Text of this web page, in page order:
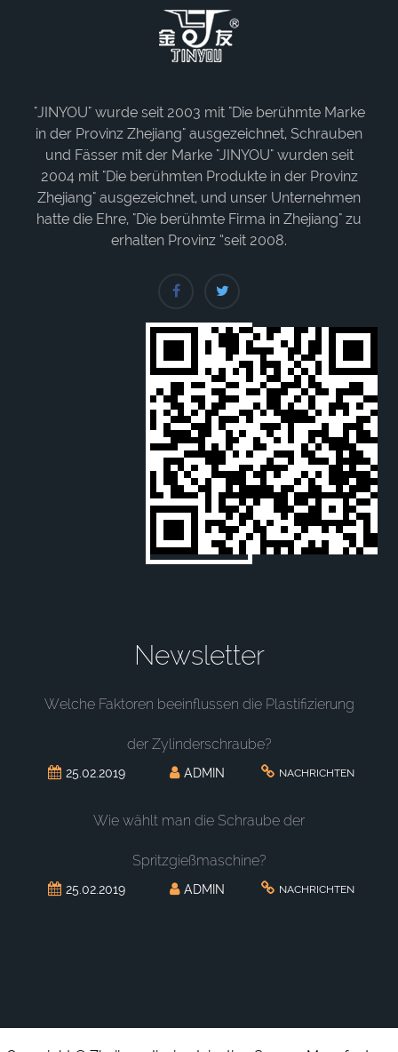
"JINYOU" wurde seit 2003 mit "Die berühmte Marke
in der Provinz Zhejiang" ausgezeichnet, Schrauben
und Fässer mit der Marke "JINYOU" wurden seit
2004 mit "Die berühmten Produkte in der Provinz
Zhejiang" ausgezeichnet, und unser Unternehmen
hatte die Ehre, "Die berühmte Firma in Zhejiang" zu
erhalten Provinz “seit 2008.
Newsletter
Welche Faktoren beeinflussen die Plastifizierung
der Zylinderschraube?
25.02.2019 ADMIN NACHRICHTEN
Wie wählt man die Schraube der
Spritzgießmaschine?
25.02.2019 ADMIN NACHRICHTEN